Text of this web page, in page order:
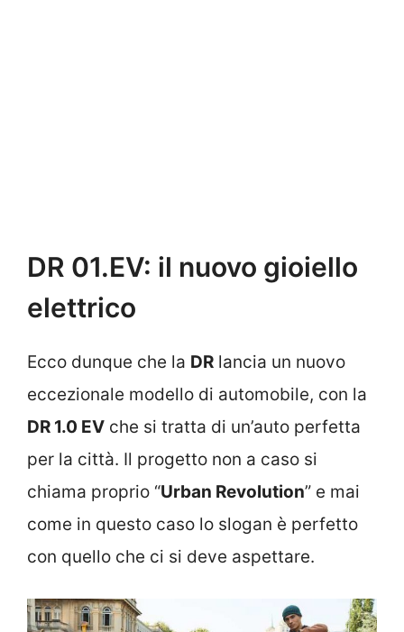
DR 01.EV: il nuovo gioiello
elettrico
Ecco dunque che la DR lancia un nuovo
eccezionale modello di automobile, con la
DR 1.0 EV che si tratta di un’auto perfetta
per la città. Il progetto non a caso si
chiama proprio “Urban Revolution” e mai
come in questo caso lo slogan è perfetto
con quello che ci si deve aspettare.